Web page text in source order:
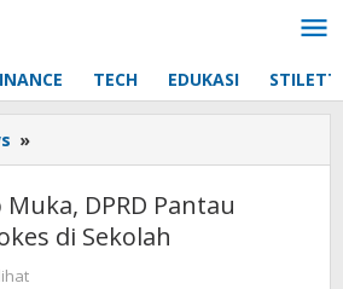
TECH EDUKASI
»
Tatap
DPRD
Pantau
DPRD Pantau
di Sekolah